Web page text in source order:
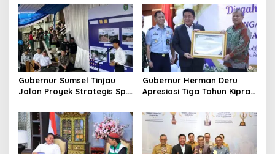
o
n
Kekuatan Ekonomi Baru
dan Penguatan Peran
Perempuan
Gubernur Sumsel Tinjau
Jalan Proyek Strategis Sp.
Desa Keman OKI
Gubernur Herman Deru
Apresiasi Tiga Tahun Kiprah
Pilar Keadilan Tata Usaha
Negara